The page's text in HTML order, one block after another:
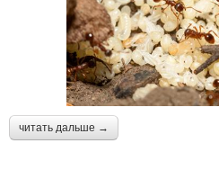
читать дальше →